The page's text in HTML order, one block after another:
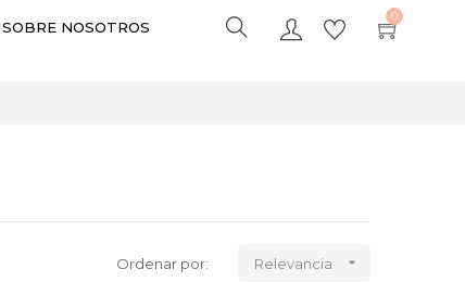
SOBRE NOSOTROS
0
Ordenar por: Relevancia 